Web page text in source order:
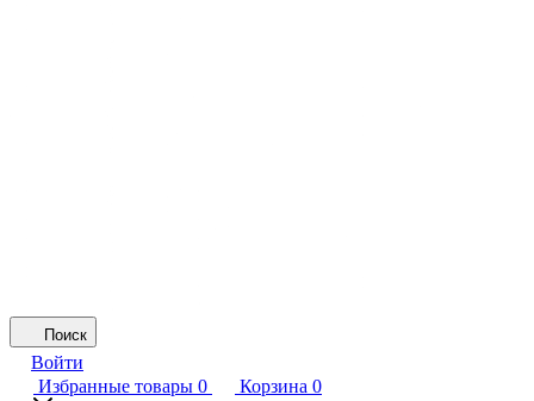
Поиск
Войти
Избранные товары 0 Корзина 0